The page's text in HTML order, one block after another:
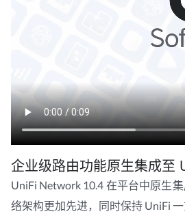
企业级路由功能原生集成至
UniFi Network 10.4 在平台中原生
络架构更加先进，同时保持 UniFi